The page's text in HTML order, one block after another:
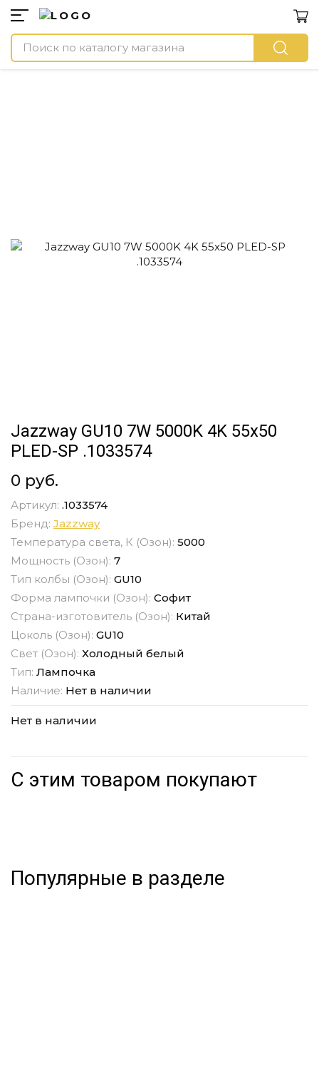
Jazzway GU10 7W 5000K 4K 55x50
PLED-SP .1033574
0 руб.
Артикул: .1033574
Бренд: Jazzway
Температура света, К (Озон): 5000
Мощность (Озон): 7
Тип колбы (Озон): GU10
Форма лампочки (Озон): Софит
Страна-изготовитель (Озон): Китай
Цоколь (Озон): GU10
Свет (Озон): Холодный белый
Тип: Лампочка
Наличие: Нет в наличии
Нет в наличии
С этим товаром покупают
Популярные в разделе